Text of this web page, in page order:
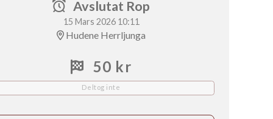
Avslutat Rop
15 Mars 2026 10:11
Hudene Herrljunga
50 kr
Deltog inte